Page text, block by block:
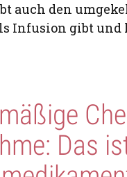
auch den
Infusion gibt
Das